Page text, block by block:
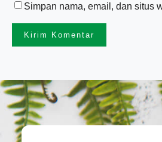
Simpan nama, email, dan situs